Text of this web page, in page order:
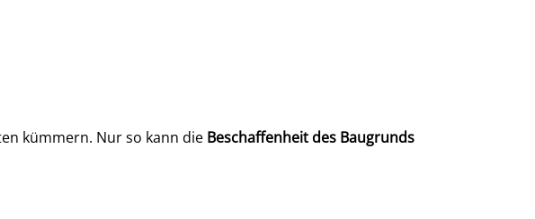
kümmern. Nur so kann die Beschaffenheit des Baugrunds